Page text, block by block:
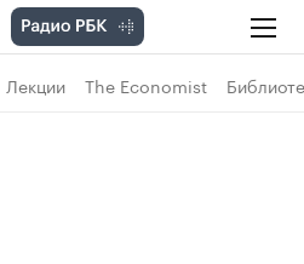
Лекции The Economist